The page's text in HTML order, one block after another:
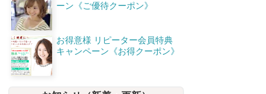
ーン《ご優待クーポン》
お得意様 リピーター会員特典
キャンペーン《お得クーポン》